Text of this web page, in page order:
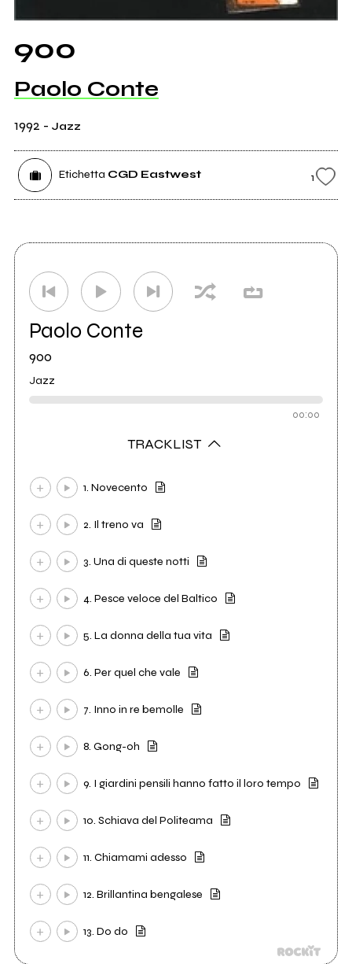
900
Paolo Conte
1992 - Jazz
Etichetta CGD Eastwest 1
Paolo Conte
900
Jazz
00:00
TRACKLIST
1. Novecento
2. Il treno va
3. Una di queste notti
4. Pesce veloce del Baltico
5. La donna della tua vita
6. Per quel che vale
7. Inno in re bemolle
8. Gong-oh
9. I giardini pensili hanno fatto il loro tempo
10. Schiava del Politeama
11. Chiamami adesso
12. Brillantina bengalese
13. Do do